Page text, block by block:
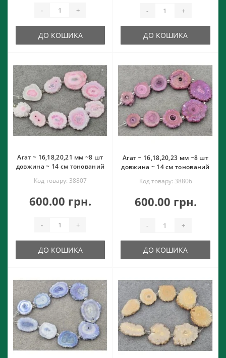
- +
ДО КОШИКА
- +
ДО КОШИКА
Агат ~ 16,18,20,21 мм ~8 шт
довжина ~ 14 см тонований
Код товару: 38807
600.00 грн.
- +
ДО КОШИКА
Агат ~ 16,18,20,23 мм ~8 шт
довжина ~ 14 см тонований
Код товару: 38806
600.00 грн.
- +
ДО КОШИКА